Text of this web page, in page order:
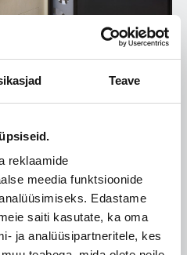
Teave
reklaamide
meedia funktsioonide
Edastame
saiti kasutate, ka oma
ja analüüsipartneritele, kes
on 2024.
haridusprojekt, mille e...